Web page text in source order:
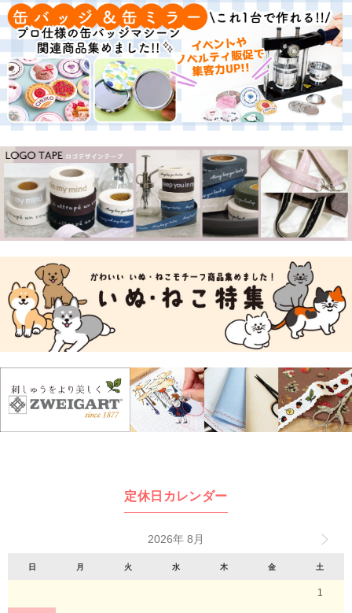
定休日カレンダー
2026年 8月
日 月 火 水 木 金 土
1